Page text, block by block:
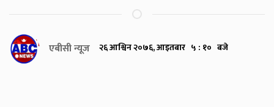
एबीसी न्यूज २६ आश्विन २०७६, आइतबार ५ : १० बजे